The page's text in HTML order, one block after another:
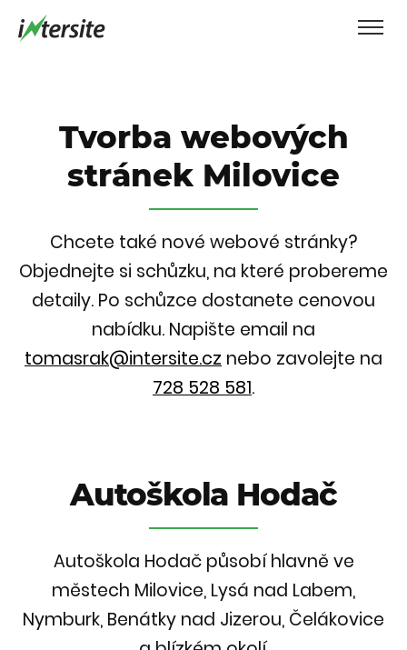
Tvorba webových
stránek Milovice
Chcete také nové webové stránky?
Objednejte si schůzku, na které probereme
detaily. Po schůzce dostanete cenovou
nabídku. Napište email na
tomasrak@intersite.cz nebo zavolejte na
728 528 581.
Autoškola Hodač
Autoškola Hodač působí hlavně ve
městech Milovice, Lysá nad Labem,
Nymburk, Benátky nad Jizerou, Čelákovice